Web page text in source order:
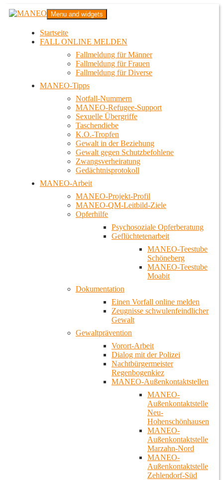
Zum
InhaltMANEO
Das schwule Anti-Gewalt-Projekt in Berlin
Menu and widgets
Startseite
FALL ONLINE MELDEN
Fallmeldung für Männer
Fallmeldung für Frauen
Fallmeldung für Diverse
MANEO-Tipps
Notfall-Nummern
MANEO-Refugee-Support
Sexuelle Übergriffe
Taschendiebe
K.O.-Tropfen
Gewalt in der Beziehung
Gewalt gegen Schutzbefohlene
Zwangsverheiratung
Gedächtnisprotokoll
MANEO-Arbeit
MANEO-Projekt-Profil
MANEO-QM-Leitbild-Ziele
Opferhilfe
Psychosoziale Opferberatung
Geflüchtetenarbeit
MANEO-Teestube
Schöneberg
MANEO-Teestube
Moabit
Dokumentation
Einen Vorfall online melden
Zeugnisse schwulenfeindlicher
Gewalt
Gewaltprävention
Vorort-Arbeit
Dialog mit der Polizei
Nachtbürgermeister
Regenbogenkiez
MANEO-Außenkontaktstellen
MANEO-
Außenkontaktstelle
Neu-
Hohenschönhausen
MANEO-
Außenkontaktstelle
Marzahn-Nord
MANEO-
Außenkontaktstelle
Zehlendorf-Süd